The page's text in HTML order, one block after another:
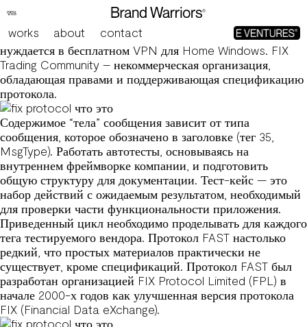
works about contact
Repair Протокол Архитектура Repair Сообщений
Proton VPN блестит как хороший выбор для тех, кто
нуждается в бесплатном VPN для Home Windows. FIX
Trading Community – некоммерческая организация,
обладающая правами и поддерживающая спецификацию
протокола.
Содержимое “тела” сообщения зависит от типа
сообщения, которое обозначено в заголовке (тег 35,
MsgType). Работать автотесты, основываясь на
внутреннем фреймворке компании, и подготовить
общую структуру для документации. Тест-кейс — это
набор действий с ожидаемым результатом, необходимый
для проверки части функциональности приложения.
Приведенный цикл необходимо проделывать для каждого
тега тестируемого вендора. Протокол FAST настолько
редкий, что простых материалов практически не
существует, кроме спецификаций. Протокол FAST был
разработан организацией FIX Protocol Limited (FPL) в
начале 2000-х годов как улучшенная версия протокола
FIX (Financial Data eXchange).